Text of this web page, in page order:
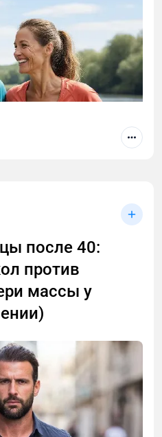
диеты не работают?
заставить тело
от фитнес-
тренировки для
которая сохранит
после 40:
против
массы у